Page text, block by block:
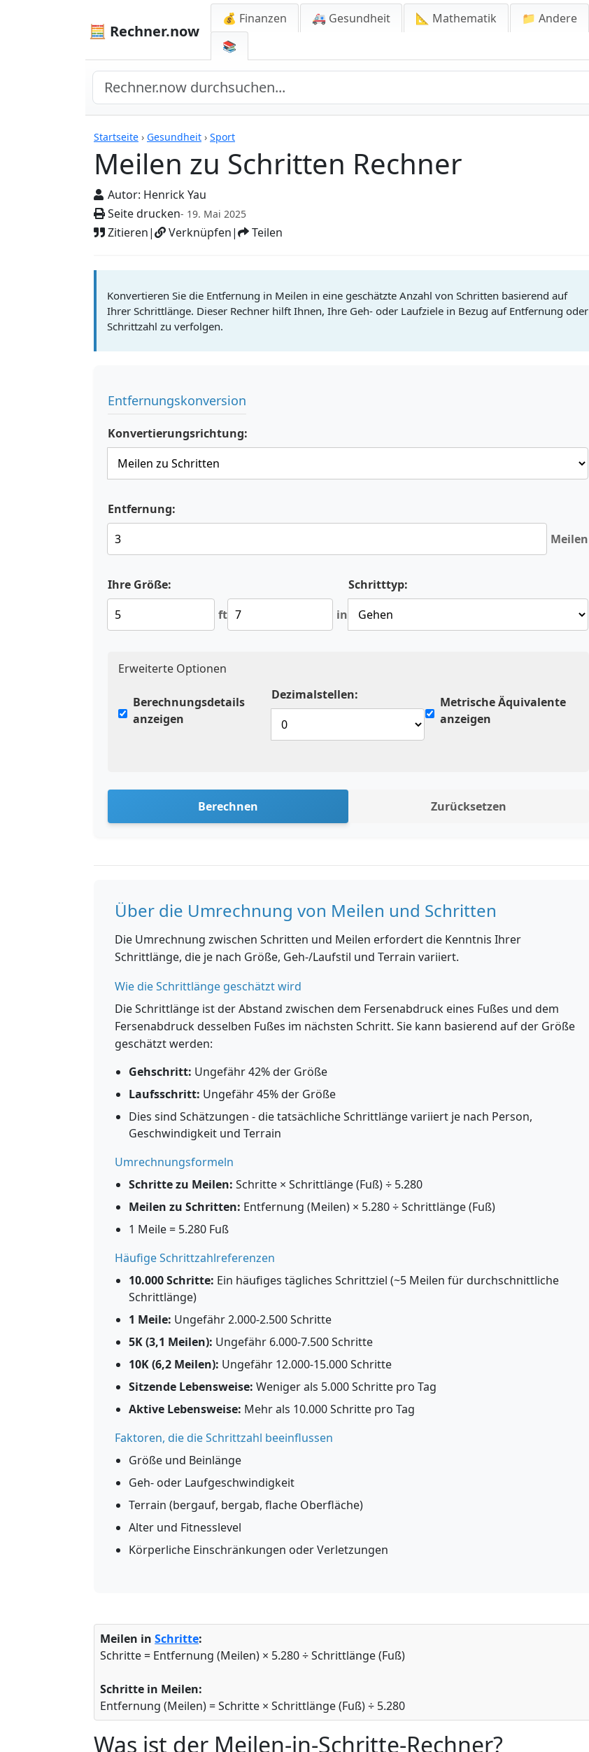
🧮 Rechner.now
💰 Finanzen 🚑 Gesundheit 📐 Mathematik 📁 Andere
📚
Startseite › Gesundheit › Sport
Meilen zu Schritten Rechner
Autor: Henrick Yau
Seite drucken- 19. Mai 2025
Zitieren| Verknüpfen| Teilen
Rechner
Konvertieren Sie die Entfernung in Meilen in eine geschätzte Anzahl von Schritten basierend auf
Ihrer Schrittlänge. Dieser Rechner hilft Ihnen, Ihre Geh- oder Laufziele in Bezug auf Entfernung oder
Schrittzahl zu verfolgen.
Entfernungskonversion
Konvertierungsrichtung:
Entfernung:
Meilen
Ihre Größe:
ft
in
Schritttyp:
Erweiterte Optionen
Berechnungsdetails
anzeigen
Dezimalstellen:
Metrische Äquivalente
anzeigen
Berechnen Zurücksetzen
Über die Umrechnung von Meilen und Schritten
Die Umrechnung zwischen Schritten und Meilen erfordert die Kenntnis Ihrer
Schrittlänge, die je nach Größe, Geh-/Laufstil und Terrain variiert.
Wie die Schrittlänge geschätzt wird
Die Schrittlänge ist der Abstand zwischen dem Fersenabdruck eines Fußes und dem
Fersenabdruck desselben Fußes im nächsten Schritt. Sie kann basierend auf der Größe
geschätzt werden:
Gehschritt: Ungefähr 42% der Größe
Laufsschritt: Ungefähr 45% der Größe
Dies sind Schätzungen - die tatsächliche Schrittlänge variiert je nach Person,
Geschwindigkeit und Terrain
Umrechnungsformeln
Schritte zu Meilen: Schritte × Schrittlänge (Fuß) ÷ 5.280
Meilen zu Schritten: Entfernung (Meilen) × 5.280 ÷ Schrittlänge (Fuß)
1 Meile = 5.280 Fuß
Häufige Schrittzahlreferenzen
10.000 Schritte: Ein häufiges tägliches Schrittziel (~5 Meilen für durchschnittliche
Schrittlänge)
1 Meile: Ungefähr 2.000-2.500 Schritte
5K (3,1 Meilen): Ungefähr 6.000-7.500 Schritte
10K (6,2 Meilen): Ungefähr 12.000-15.000 Schritte
Sitzende Lebensweise: Weniger als 5.000 Schritte pro Tag
Aktive Lebensweise: Mehr als 10.000 Schritte pro Tag
Faktoren, die die Schrittzahl beeinflussen
Größe und Beinlänge
Geh- oder Laufgeschwindigkeit
Terrain (bergauf, bergab, flache Oberfläche)
Alter und Fitnesslevel
Körperliche Einschränkungen oder Verletzungen
Meilen in Schritte:
Schritte = Entfernung (Meilen) × 5.280 ÷ Schrittlänge (Fuß)
Schritte in Meilen:
Entfernung (Meilen) = Schritte × Schrittlänge (Fuß) ÷ 5.280
Was ist der Meilen-in-Schritte-Rechner?